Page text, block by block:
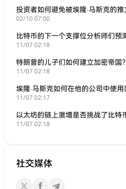
02/10 07:00
11/07 02:18
特朗普的儿子们如何建立加密帝国？
11/07 02:18
11/07 02:17
11/07 02:18
社交媒体